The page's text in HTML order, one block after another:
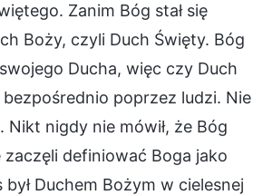
Zanim Bóg stał się
Boży, czyli Duch Święty. Bóg
Ducha, więc czy Duch
poprzez ludzi. Nie
Nikt nigdy nie mówił, że Bóg
zaczęli definiować Boga jako
był Duchem Bożym w cielesnej